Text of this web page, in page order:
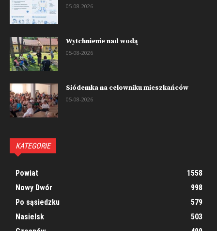
05-08-2026
Wytchnienie nad wodą
05-08-2026
Siódemka na celowniku mieszkańców
05-08-2026
KATEGORIE
Powiat
1558
Nowy Dwór
998
Po sąsiedzku
579
Nasielsk
503